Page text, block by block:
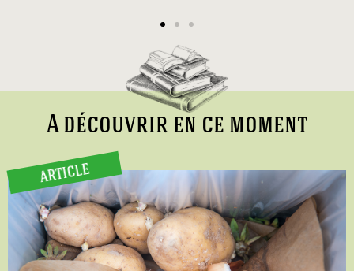
A découvrir en ce moment
ARTICLE